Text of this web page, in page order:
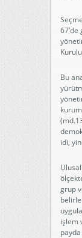
Bu
idi,
grup
işlem